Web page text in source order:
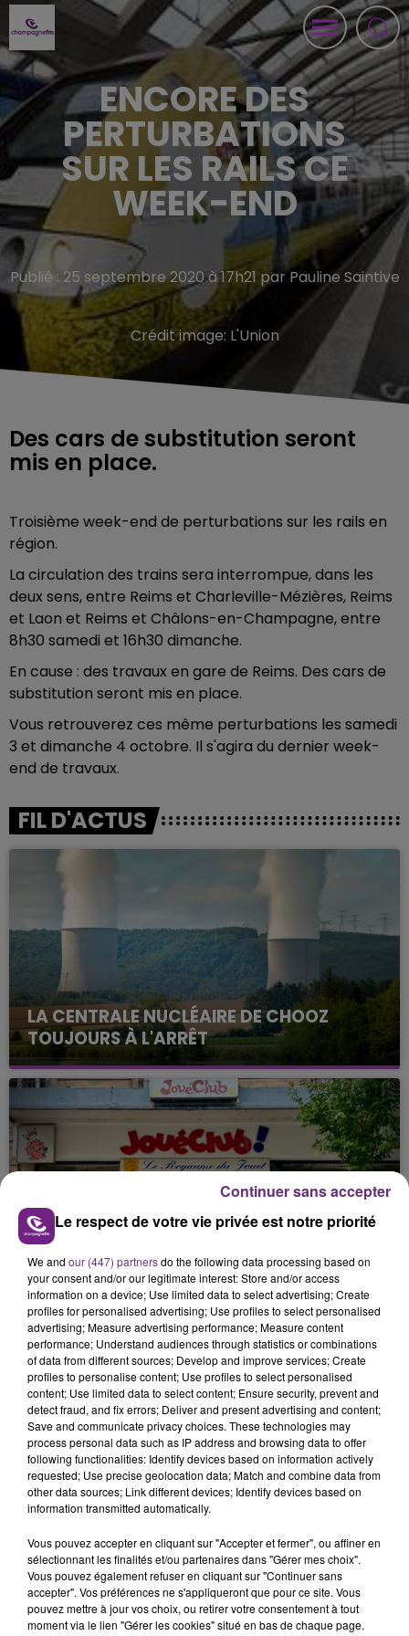
ENCORE DES
PERTURBATIONS
SUR LES RAILS CE
WEEK-END
Publié : 25 septembre 2020 à 17h21 par Pauline Saintive
Crédit image: L'Union
Des cars de substitution seront
mis en place.
Troisième week-end de perturbations sur les rails en
région.
La circulation des trains sera interrompue, dans les
deux sens, entre Reims et Charleville-Mézières, Reims
et Laon et Reims et Châlons-en-Champagne, entre
8h30 samedi et 16h30 dimanche.
En cause : des travaux en gare de Reims. Des cars de
substitution seront mis en place.
Vous retrouverez ces même perturbations les samedi
3 et dimanche 4 octobre. Il s'agira du dernier week-
end de travaux.
FIL D'ACTUS
LA CENTRALE NUCLÉAIRE DE CHOOZ
TOUJOURS À L'ARRÊT
Cela fait déjà une semaine que la centrale
nucléaire ardennaise est à l'arrêt. Une situation
justifiée par la sécheresse intense qui est toujours
présente.
LE MAGASIN JOUÉCLUB DE REIMS FERME
SES PORTES
C'était l'une des institutions du centre-ville
rémois. Le magasin JouéClub est contraint de
fermer ses portes.
TITRES DIFFUSÉS
17h09
17h09
SIA
Chandelier
17h07
17h07
JULIEN LIEB
Dis-Moi Ou
Le respect de votre vie privée est notre priorité
We and our (447) partnersdo the following data processing based on
your consent and/or our legitimate interest: Store and/or access
information on a device; Use limited data to select advertising; Create
profiles for personalised advertising; Use profiles to select personalised
advertising; Measure advertising performance; Measure content
performance; Understand audiences through statistics or combinations
of data from different sources; Develop and improve services; Create
profiles to personalise content; Use profiles to select personalised
content; Use limited data to select content; Ensure security, prevent and
detect fraud, and fix errors; Deliver and present advertising and content;
Save and communicate privacy choices. These technologies may
process personal data such as IP address and browsing data to offer
following functionalities: Identify devices based on information actively
requested; Use precise geolocation data; Match and combine data from
other data sources; Link different devices; Identify devices based on
information transmitted automatically.
Vous pouvez accepter en cliquant sur "Accepter et fermer", ou affiner en
sélectionnant les finalités et/ou partenaires dans "Gérer mes choix".
Vous pouvez également refuser en cliquant sur "Continuer sans
accepter". Vos préférences ne s'appliqueront que pour ce site. Vous
pouvez mettre à jour vos choix, ou retirer votre consentement à tout
moment via le lien "Gérer les cookies" situé en bas de chaque page.
Continuer sans accepter